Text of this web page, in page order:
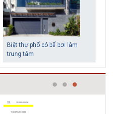
Biệt thự phố có bể bơi làm
trung tâm